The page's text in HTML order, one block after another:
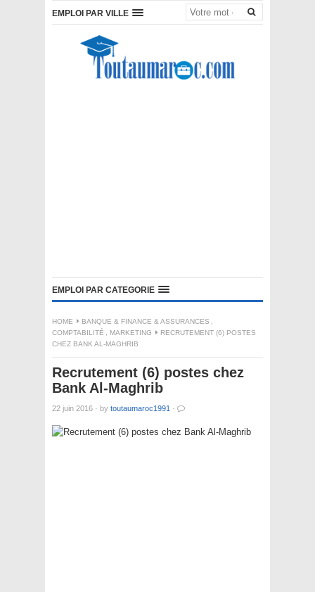
EMPLOI PAR VILLE
EMPLOI PAR CATEGORIE
HOME BANQUE & FINANCE & ASSURANCES ,
COMPTABILITÉ , MARKETING
RECRUTEMENT (6) POSTES
CHEZ BANK AL-MAGHRIB
Recrutement (6) postes chez
Bank Al-Maghrib
22 juin 2016 · by toutaumaroc1991 ·